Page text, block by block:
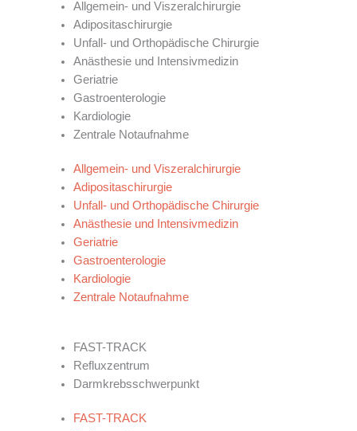
Allgemein- und Viszeralchirurgie
Adipositaschirurgie
Unfall- und Orthopädische Chirurgie
Anästhesie und Intensivmedizin
Geriatrie
Gastroenterologie
Kardiologie
Zentrale Notaufnahme
Allgemein- und Viszeralchirurgie
Adipositaschirurgie
Unfall- und Orthopädische Chirurgie
Anästhesie und Intensivmedizin
Geriatrie
Gastroenterologie
Kardiologie
Zentrale Notaufnahme
FAST-TRACK
Refluxzentrum
Darmkrebsschwerpunkt
FAST-TRACK